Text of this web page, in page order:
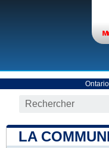
Ontario
LA